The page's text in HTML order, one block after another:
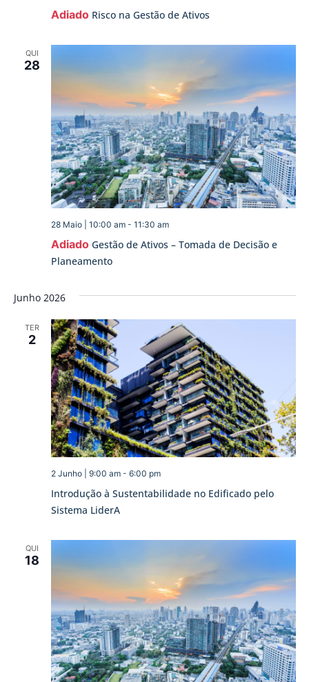
Adiado Risco na Gestão de Ativos
QUI
28
Adiado Gestão de Ativos – Tomada de Decisão e
Planeamento
28 Maio | 10:00 am- 11:30 am
Junho 2026
TER
2
Introdução à Sustentabilidade no Edificado pelo
Sistema LiderA
2 Junho | 9:00 am- 6:00 pm
QUI
18